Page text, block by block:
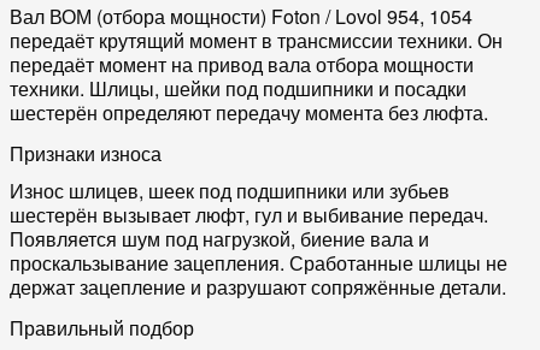
Вал ВОМ (отбора мощности) Foton / Lovol 954, 1054
передаёт крутящий момент в трансмиссии техники. Он
передаёт момент на привод вала отбора мощности
техники. Шлицы, шейки под подшипники и посадки
шестерён определяют передачу момента без люфта.
Признаки износа
Износ шлицев, шеек под подшипники или зубьев
шестерён вызывает люфт, гул и выбивание передач.
Появляется шум под нагрузкой, биение вала и
проскальзывание зацепления. Сработанные шлицы не
держат зацепление и разрушают сопряжённые детали.
Правильный подбор